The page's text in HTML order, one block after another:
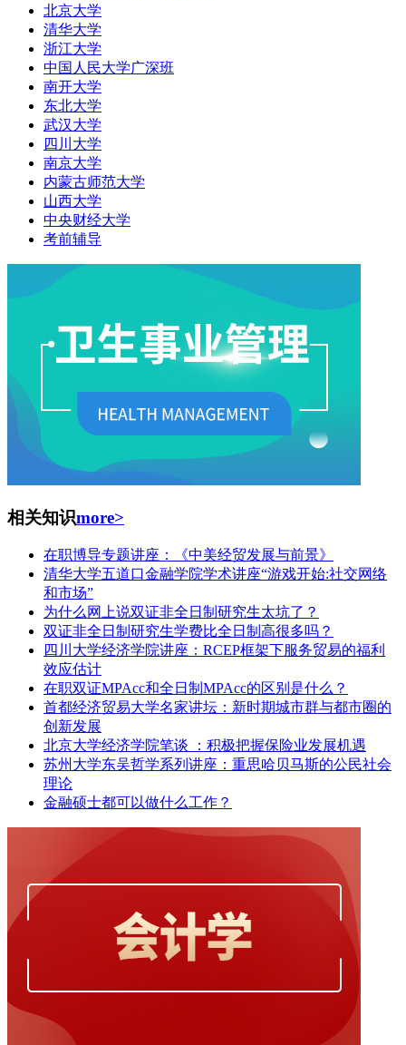
北京大学
清华大学
浙江大学
中国人民大学广深班
南开大学
东北大学
武汉大学
四川大学
南京大学
内蒙古师范大学
山西大学
中央财经大学
考前辅导
相关知识more>
在职博导专题讲座：《中美经贸发展与前景》
清华大学五道口金融学院学术讲座“游戏开始:社交网络
和市场”
为什么网上说双证非全日制研究生太坑了？
双证非全日制研究生学费比全日制高很多吗？
四川大学经济学院讲座：RCEP框架下服务贸易的福利
效应估计
在职双证MPAcc和全日制MPAcc的区别是什么？
首都经济贸易大学名家讲坛：新时期城市群与都市圈的
创新发展
北京大学经济学院笔谈 ：积极把握保险业发展机遇
苏州大学东吴哲学系列讲座：重思哈贝马斯的公民社会
理论
金融硕士都可以做什么工作？